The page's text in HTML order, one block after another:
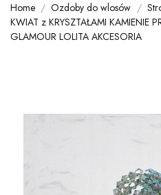
Home Ozdoby do wlosów
KWIAT z KRYSZTAŁAMI KAMIENIE
GLAMOUR LOLITA AKCESORIA